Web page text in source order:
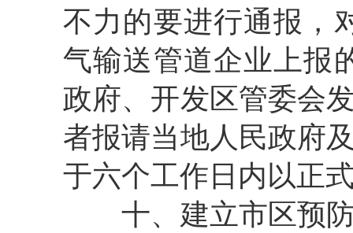
不力的要进行通报，
气输送管道企业上报
政府、开发区管委会
者报请当地人民政府
于六个工作日内以正
十、建立市区预防